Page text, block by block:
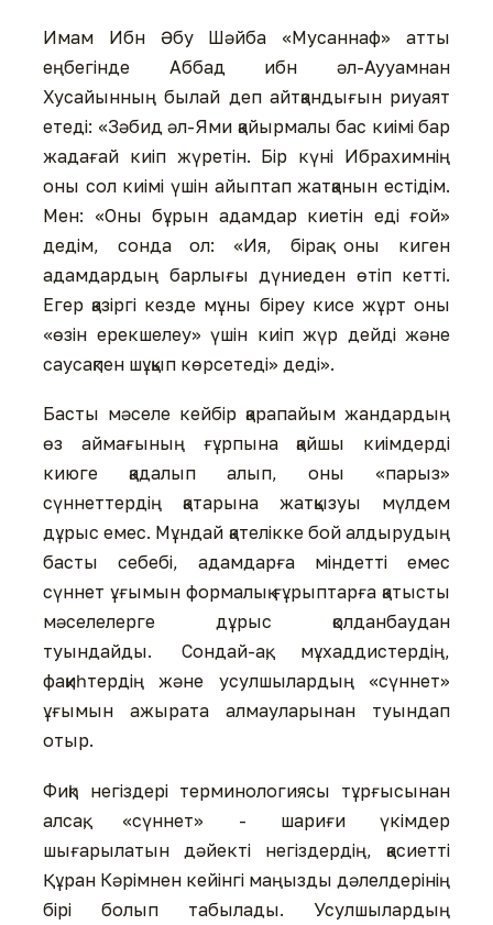
Имам Ибн Әбу Шәйба «Мусаннаф» атты
еңбегінде Аббад ибн әл-Аууамнан
Хусайынның былай деп айтқандығын риуаят
етеді: «Зәбид әл-Ями қайырмалы бас киімі бар
жадағай киіп жүретін. Бір күні Ибрахимнің
оны сол киімі үшін айыптап жатқанын естідім.
Мен: «Оны бұрын адамдар киетін еді ғой»
дедім, сонда ол: «Ия, бірақ оны киген
адамдардың барлығы дүниеден өтіп кетті.
Егер қазіргі кезде мұны біреу кисе жұрт оны
«өзін ерекшелеу» үшін киіп жүр дейді және
саусақпен шұқып көрсетеді» деді».
Басты мәселе кейбір қарапайым жандардың
өз аймағының ғұрпына қайшы киімдерді
киюге қадалып алып, оны «парыз»
сүннеттердің қатарына жатқызуы мүлдем
дұрыс емес. Мұндай қателікке бой алдырудың
басты себебі, адамдарға міндетті емес
сүннет ұғымын формалық ғұрыптарға қатысты
мәселелерге дұрыс қолданбаудан
туындайды. Сондай-ақ, мұхаддистердің,
фақиһтердің және усулшылардың «сүннет»
ұғымын ажырата алмауларынан туындап
отыр.
Фиқһ негіздері терминологиясы тұрғысынан
алсақ, «сүннет» - шариғи үкімдер
шығарылатын дәйекті негіздердің, қасиетті
Құран Кәрімнен кейінгі маңызды дәлелдерінің
бірі болып табылады. Усулшылардың